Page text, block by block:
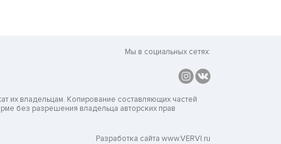
Мы в социальных сетях:
их владельцам. Копирование составляющих частей
без разрешения владельца авторских прав
Разработка сайта www.VERVI.ru